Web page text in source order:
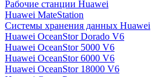
Рабочие станции Huawei
Huawei MateStation
Системы хранения данных Huawei
Huawei OceanStor Dorado V6
Huawei OceanStor 5000 V6
Huawei OceanStor 6000 V6
Huawei OceanStor 18000 V6